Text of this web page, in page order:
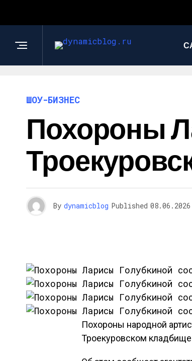
ШОУ-БИЗНЕС
Похороны
By dynamicblog Published 08.06.2026
Похороны народной
Троекуровском